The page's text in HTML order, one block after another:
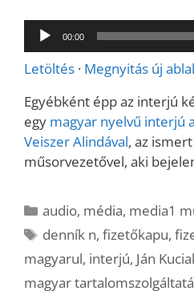
Audió
lejátszó
00:00
Letöltés · Megnyitás új
Egyébként épp az interjú
egy magyar nyelvű interjú
Veiszer Alindával, az
műsorvezetővel, aki
Kategória
audio, média, media1
Címkék
denník n,fizetőkapu,
magyarul, interjú, Ján
magyar